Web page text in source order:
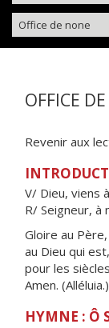
Office de none
OFFICE
Revenir aux
V/ Dieu, viens
R/ Seigneur, à
Gloire au
au Dieu qui
pour les
Amen. (Alléluia.)
HYMNE : Ô